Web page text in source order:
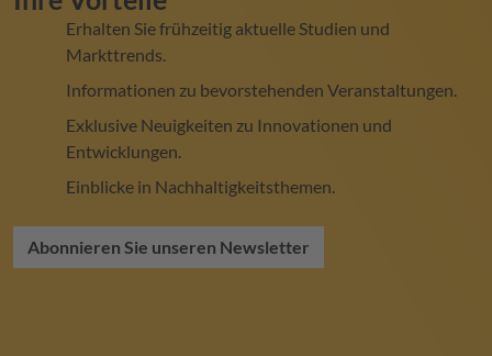
Erhalten Sie frühzeitig aktuelle Studien und
Markttrends.
Informationen zu bevorstehenden Veranstaltungen.
Exklusive Neuigkeiten zu Innovationen und
Entwicklungen.
Einblicke in Nachhaltigkeitsthemen.
Abonnieren Sie unseren Newsletter